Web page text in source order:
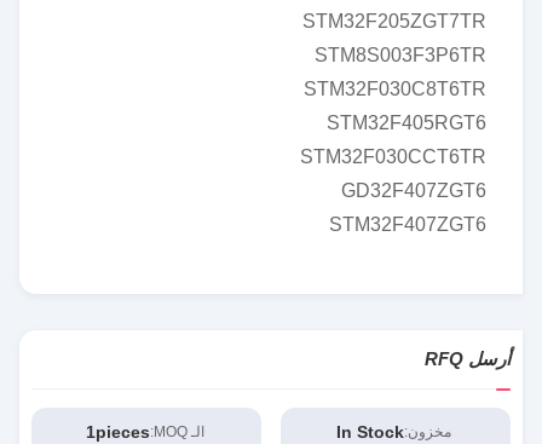
STM32F205ZGT7TR
STM8S003F3P6TR
STM32F030C8T6TR
STM32F405RGT6
STM32F030CCT6TR
GD32F407ZGT6
STM32F407ZGT6
أرسل RFQ
مخزون:In Stock الـ MOQ: 1pieces